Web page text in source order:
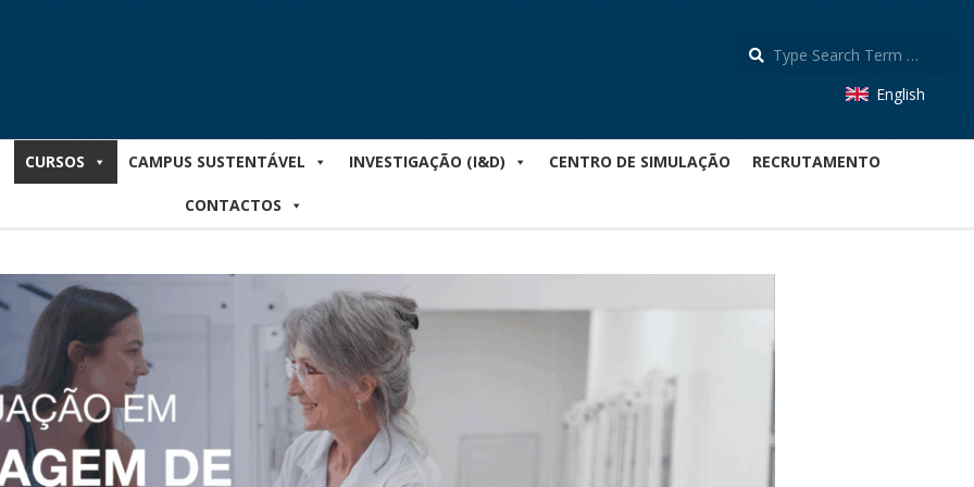
English
CURSOS CAMPUS SUSTENTÁVEL INVESTIGAÇÃO (I&D) CENTRO DE SIMULAÇÃO RECRUTAMENTO
CONTACTOS